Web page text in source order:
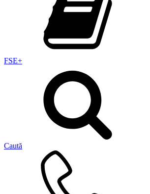
FSE+
Caută